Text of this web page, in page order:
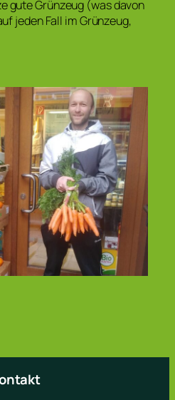
gute Grünzeug (was davon
jeden Fall im Grünzeug,